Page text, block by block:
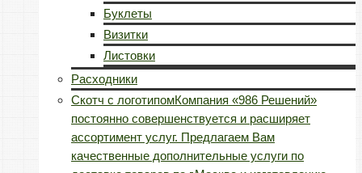
Буклеты
Визитки
Листовки
Расходники
Скотч с логотипомКомпания «986 Решений»
постоянно совершенствуется и расширяет
ассортимент услуг. Предлагаем Вам
качественные дополнительные услуги по